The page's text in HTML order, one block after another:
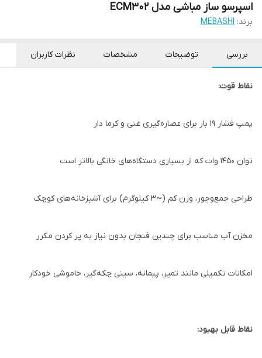
اسپرسو ساز مباشی مدل ECM302
برند: MEBASHI
بررسی توضیحات مشخصات نظرات کاربران
نقاط قوت:
پمپ فشار ۱۹ بار برای عصاره‌گیری غنی و کرما دار
توان ۱۴۵۰ وات که از بسیاری دستگاه‌های خانگی بالاتر است
طراحی جمع‌وجور، وزن کم (~۳ کیلوگرم) برای آشپزخانه‌های کوچک
مخزن آب مناسب برای چندین فنجان بدون نیاز به پر کردن مکرر
امکانات تکمیلی مانند تمپر، پیمانه، سینی چکه‌گیر، خاموشی خودکار
نقاط قابل بهبود: